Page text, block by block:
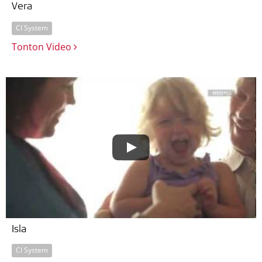
Vera
CI System
Tonton Video
Isla
CI System